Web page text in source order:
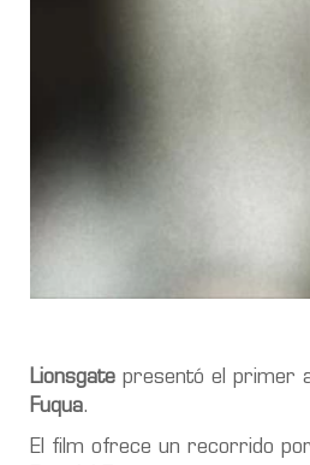
Lionsgate presentó el primer
Fuqua.
El film ofrece un recorrido